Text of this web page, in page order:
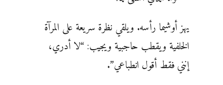
يهز أوشيما رأسه. ويلقي نظرة سريعة على المرآة
الخلفية ويقطب حاجبية ويجيب: “لا أدري،
إنني فقط أقول انطباعي”.